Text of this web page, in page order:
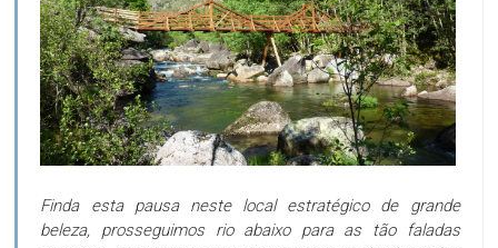
Finda esta pausa neste local estratégico de grande
beleza, prosseguimos rio abaixo para as tão faladas